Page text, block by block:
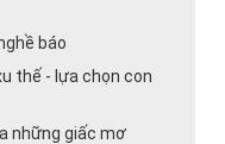
báo
thế - lựa chọn con
những giấc mơ